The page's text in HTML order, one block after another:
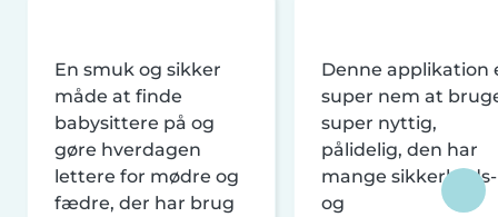
En smuk og sikker
måde at finde
babysittere på og
gøre hverdagen
lettere for mødre og
fædre, der har brug
Denne applikation
super nem at
super nyttig,
pålidelig, den har
mange sikkerheds-
og